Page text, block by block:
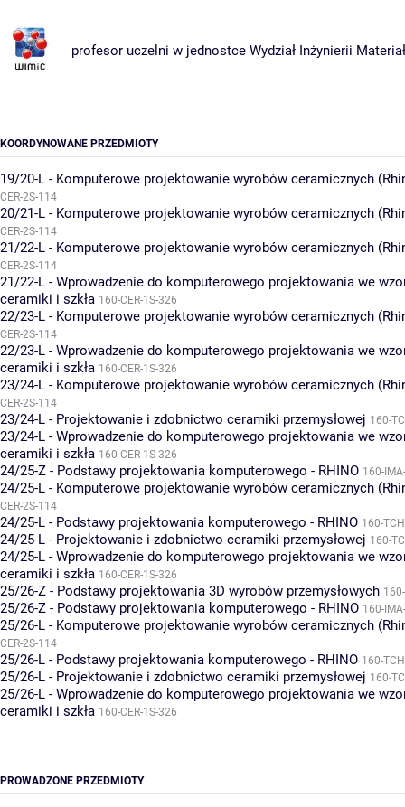
profesor uczelni w jednostce Wydział Inżynierii
KOORDYNOWANE PRZEDMIOTY
19/20-L - Komputerowe projektowanie wyrobów ceramicznych
CER-2S-114
20/21-L - Komputerowe projektowanie wyrobów ceramicznych
CER-2S-114
21/22-L - Komputerowe projektowanie wyrobów ceramicznych
CER-2S-114
21/22-L - Wprowadzenie do komputerowego projektowania we
ceramiki i szkła 160-CER-1S-326
22/23-L - Komputerowe projektowanie wyrobów ceramicznych
CER-2S-114
22/23-L - Wprowadzenie do komputerowego projektowania we
ceramiki i szkła 160-CER-1S-326
23/24-L - Komputerowe projektowanie wyrobów ceramicznych
CER-2S-114
23/24-L - Projektowanie i zdobnictwo ceramiki przemysłowej 160-
23/24-L - Wprowadzenie do komputerowego projektowania we
ceramiki i szkła 160-CER-1S-326
24/25-Z - Podstawy projektowania komputerowego - RHINO 160-
24/25-L - Komputerowe projektowanie wyrobów ceramicznych
CER-2S-114
24/25-L - Podstawy projektowania komputerowego - RHINO 160-
24/25-L - Projektowanie i zdobnictwo ceramiki przemysłowej 160-
24/25-L - Wprowadzenie do komputerowego projektowania we
ceramiki i szkła 160-CER-1S-326
25/26-Z - Podstawy projektowania 3D wyrobów przemysłowych
25/26-Z - Podstawy projektowania komputerowego - RHINO 160-
25/26-L - Komputerowe projektowanie wyrobów ceramicznych
CER-2S-114
25/26-L - Podstawy projektowania komputerowego - RHINO 160-
25/26-L - Projektowanie i zdobnictwo ceramiki przemysłowej 160-
25/26-L - Wprowadzenie do komputerowego projektowania we
ceramiki i szkła 160-CER-1S-326
PROWADZONE PRZEDMIOTY